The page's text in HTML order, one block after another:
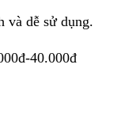
và dễ sử dụng.
40.000đ